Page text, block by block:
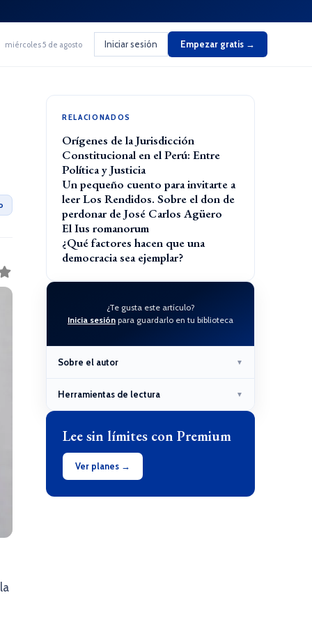
miércoles 5 de agosto Iniciar sesión Empezar gratis →
RELACIONADOS
Orígenes de la Jurisdicción
Constitucional en el Perú: Entre
Política y Justicia
Un pequeño cuento para invitarte a
leer Los Rendidos. Sobre el don de
perdonar de José Carlos Agüero
El Ius romanorum
¿Qué factores hacen que una
democracia sea ejemplar?
¿Te gusta este artículo?
Inicia sesión para guardarlo en tu biblioteca
Sobre el autor ▼
Herramientas de lectura ▼
Lee sin límites con Premium
Ver planes →